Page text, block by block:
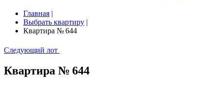
Главная |
Выбрать квартиру |
Квартира № 644
Следующий лот
Квартира № 644